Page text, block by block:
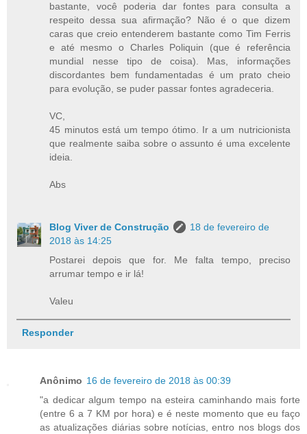
bastante, você poderia dar fontes para consulta a
respeito dessa sua afirmação? Não é o que dizem
caras que creio entenderem bastante como Tim Ferris
e até mesmo o Charles Poliquin (que é referência
mundial nesse tipo de coisa). Mas, informações
discordantes bem fundamentadas é um prato cheio
para evolução, se puder passar fontes agradeceria.
VC,
45 minutos está um tempo ótimo. Ir a um nutricionista
que realmente saiba sobre o assunto é uma excelente
ideia.
Abs
Blog Viver de Construção
18 de fevereiro de
2018 às 14:25
Postarei depois que for. Me falta tempo, preciso
arrumar tempo e ir lá!
Valeu
Responder
Anônimo 16 de fevereiro de 2018 às 00:39
"a dedicar algum tempo na esteira caminhando mais forte
(entre 6 a 7 KM por hora) e é neste momento que eu faço
as atualizações diárias sobre notícias, entro nos blogs dos